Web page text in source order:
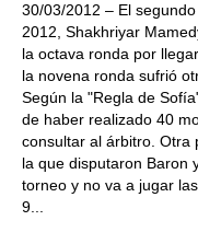
30/03/2012 – El
2012, Shakhriyar
la octava ronda por
la novena ronda sufrió
Según la "Regla de
de haber realizado 40
consultar al árbitro. Otra
la que disputaron Baron
torneo y no va a jugar
9...